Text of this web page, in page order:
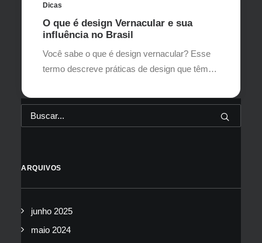
Dicas
O que é design Vernacular e sua
influência no Brasil
Você sabe o que é design vernacular? Esse
termo descreve práticas de design que têm…
ARQUIVOS
junho 2025
maio 2024